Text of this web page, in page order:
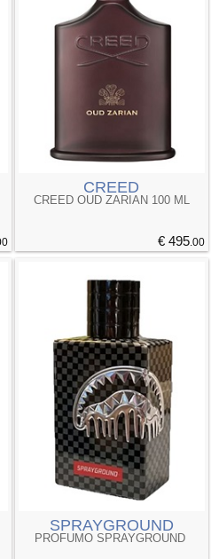
CREED
CREED OUD ZARIAN 100 ML
€ 495.00
SPRAYGROUND
PROFUMO SPRAYGROUND